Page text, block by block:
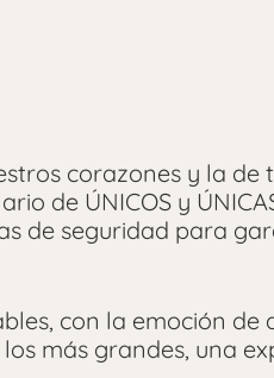
corazones y la de
de ÚNICOS y
de seguridad para
con la emoción de
más grandes, una